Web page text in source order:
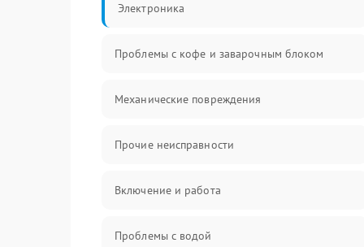
Электроника
Проблемы с кофе и заварочным блоком
Механические повреждения
Прочие неисправности
Включение и работа
Проблемы с водой